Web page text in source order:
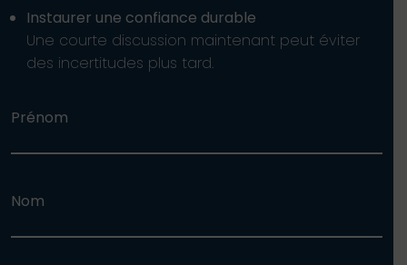
Instaurer une confiance durable
Une courte discussion maintenant peut éviter
des incertitudes plus tard.
Prénom
Nom